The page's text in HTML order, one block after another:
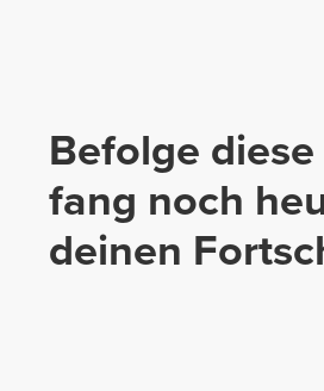
Befolge
fang noch
deinen